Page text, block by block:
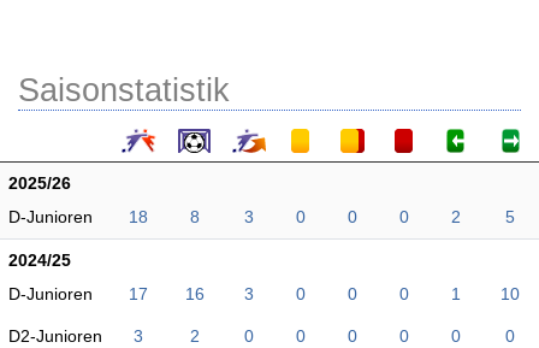
Saisonstatistik
2025/26
D-Junioren
18 8 3 0 0 0 2 5
2024/25
D-Junioren
17 16 3 0 0 0 1 10
D2-Junioren 3 2 0 0 0 0 0 0